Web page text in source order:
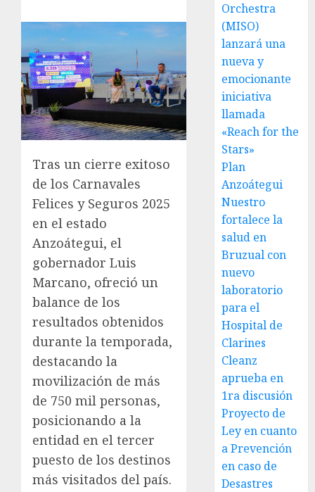
Tras un cierre exitoso
de los Carnavales
Felices y Seguros 2025
en el estado
Anzoátegui, el
gobernador Luis
Marcano, ofreció un
balance de los
resultados obtenidos
durante la temporada,
destacando la
movilización de más
de 750 mil personas,
posicionando a la
entidad en el tercer
puesto de los destinos
más visitados del país.
Orchestra
(MISO)
lanzará una
nueva y
emocionante
iniciativa
llamada
«Reach for the
Stars»
Plan
Anzoátegui
Nuestro
fortalece la
salud en
Bruzual con
nuevo
laboratorio
para el
Hospital de
Clarines
Cleanz
aprueba en
1ra discusión
Proyecto de
Ley en cuanto
a Prevención
en caso de
Desastres